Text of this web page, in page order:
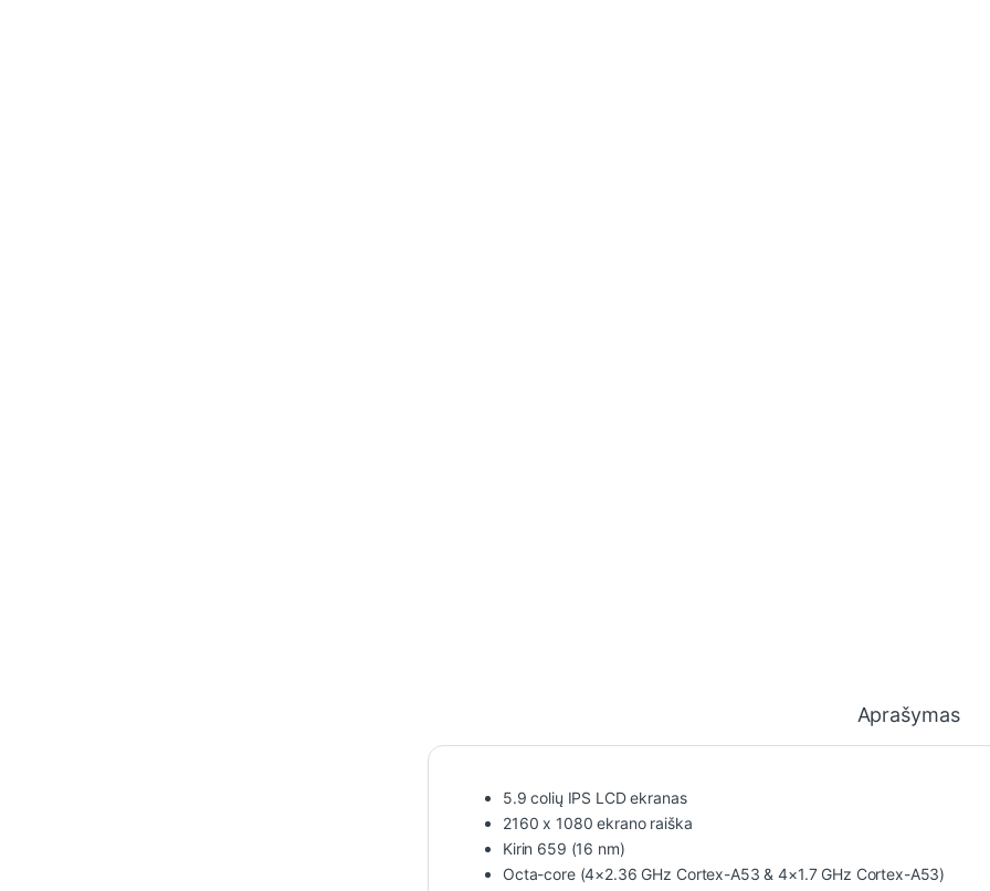
Aprašymas
5.9 colių IPS LCD ekranas
2160 x 1080 ekrano raiška
Kirin 659 (16 nm)
Octa-core (4×2.36 GHz Cortex-A53 & 4×1.7 GHz Cortex-A53)